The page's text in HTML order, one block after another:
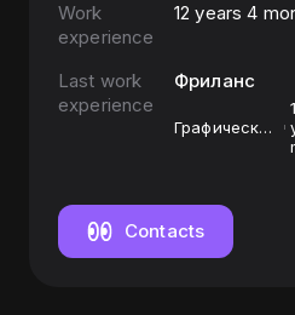
Work
experience
12 years 4
Last work
experience
Фриланс
Графический
Contacts